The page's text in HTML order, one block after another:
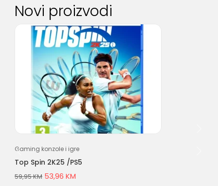
Novi proizvodi
Gaming konzole i igre
Top Spin 2K25 /PS5
59,95KM 53,96 KM